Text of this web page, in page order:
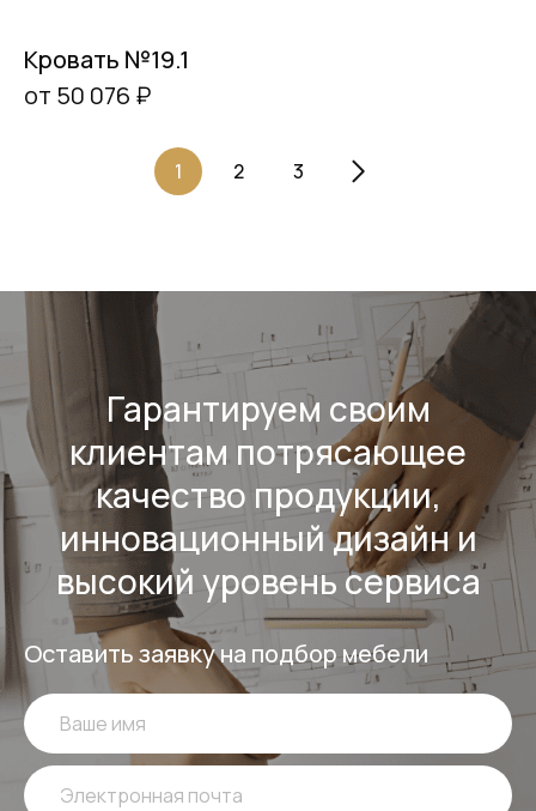
Кровать №19.1
от 50 076 ₽
1 2 3
Гарантируем своим
клиентам потрясающее
качество продукции,
инновационный дизайн и
высокий уровень сервиса
Оставить заявку на подбор мебели